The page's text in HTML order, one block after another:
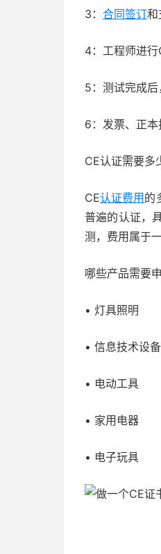
3： 合同签订和
4：工程师进
5：测试完成
6：发票、正
CE认证需要多
CE认证费用 的
普遍的认证，
测，费用属于
哪些产品需要
• 灯具照明
• 信息技术设备
• 电动工具
• 家用电器
• 电子玩具